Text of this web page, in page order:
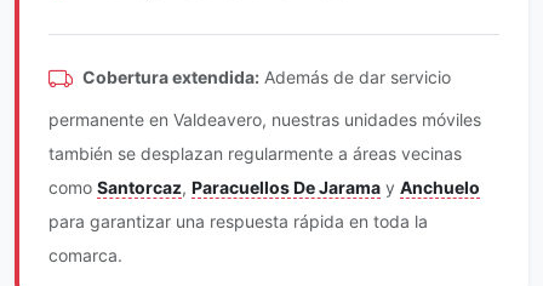
Cobertura extendida: Además de dar servicio
permanente en Valdeavero, nuestras unidades móviles
también se desplazan regularmente a áreas vecinas
como Santorcaz, Paracuellos De Jarama y Anchuelo
para garantizar una respuesta rápida en toda la
comarca.